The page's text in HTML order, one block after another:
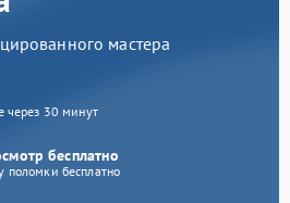
мастера
через 30 минут
бесплатно
бесплатно